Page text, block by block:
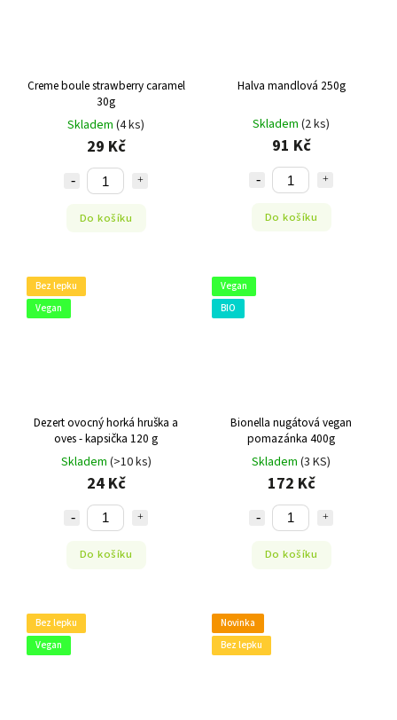
Creme boule strawberry caramel
30g
Skladem (4 ks)
29 Kč
Do košíku
Halva mandlová 250g
Skladem (2 ks)
91 Kč
Do košíku
Bez lepku
Vegan
Dezert ovocný horká hruška a
oves - kapsička 120 g
Skladem (>10 ks)
24 Kč
Do košíku
Vegan
BIO
Bionella nugátová vegan
pomazánka 400g
Skladem (3 KS)
172 Kč
Do košíku
Bez lepku
Vegan
Novinka
Bez lepku